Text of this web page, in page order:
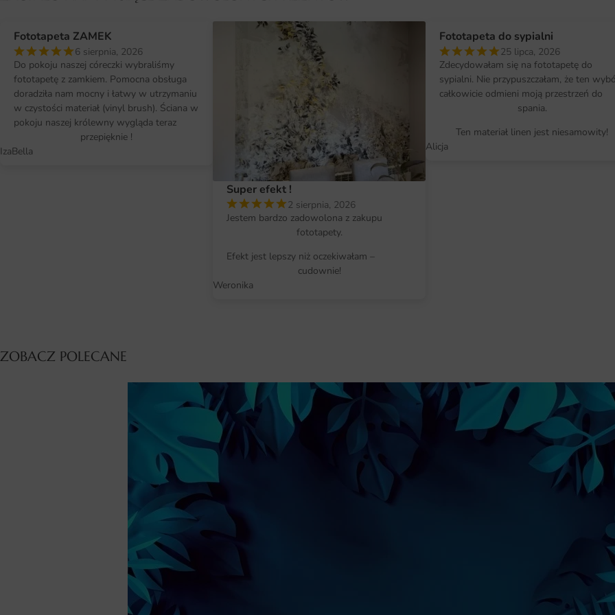
Fototapeta przygotowywana
szerokość i wysokość w
tworzących spójny obraz po
Montaż jest prosty i nie wymaga
krok po kroku pomoże
Dlaczego warto wybrać tę
Fototapeta Różowy Lotos to
zmieni charakter wnętrza bez
innymi elementami wystroju i
Wykonanie z materiałów
Fototapeta ZAMEK
6 sierpnia, 2026
Do pokoju naszej córeczki wybraliśmy
fototapetę z zamkiem. Pomocna obsługa
doradziła nam mocny i łatwy w utrzymaniu
w czystości materiał (vinyl brush). Ściana w
pokoju naszej królewny wygląda teraz
przepięknie !
IzaBella
Super efekt !
2 sierpnia, 2026
Jestem bardzo zadowolona z zakupu
fototapety.
Efekt jest lepszy niż oczekiwałam –
cudownie!
Weronika
Fototapeta do sypialni
25 lipca, 2026
Zdecydowałam się na fototapetę do
sypialni. Nie przypuszczałam, że ten
całkowicie odmieni moją przestrzeń do
spania.
Ten materiał linen jest niesamowity!
Alicja
ZOBACZ POLECANE